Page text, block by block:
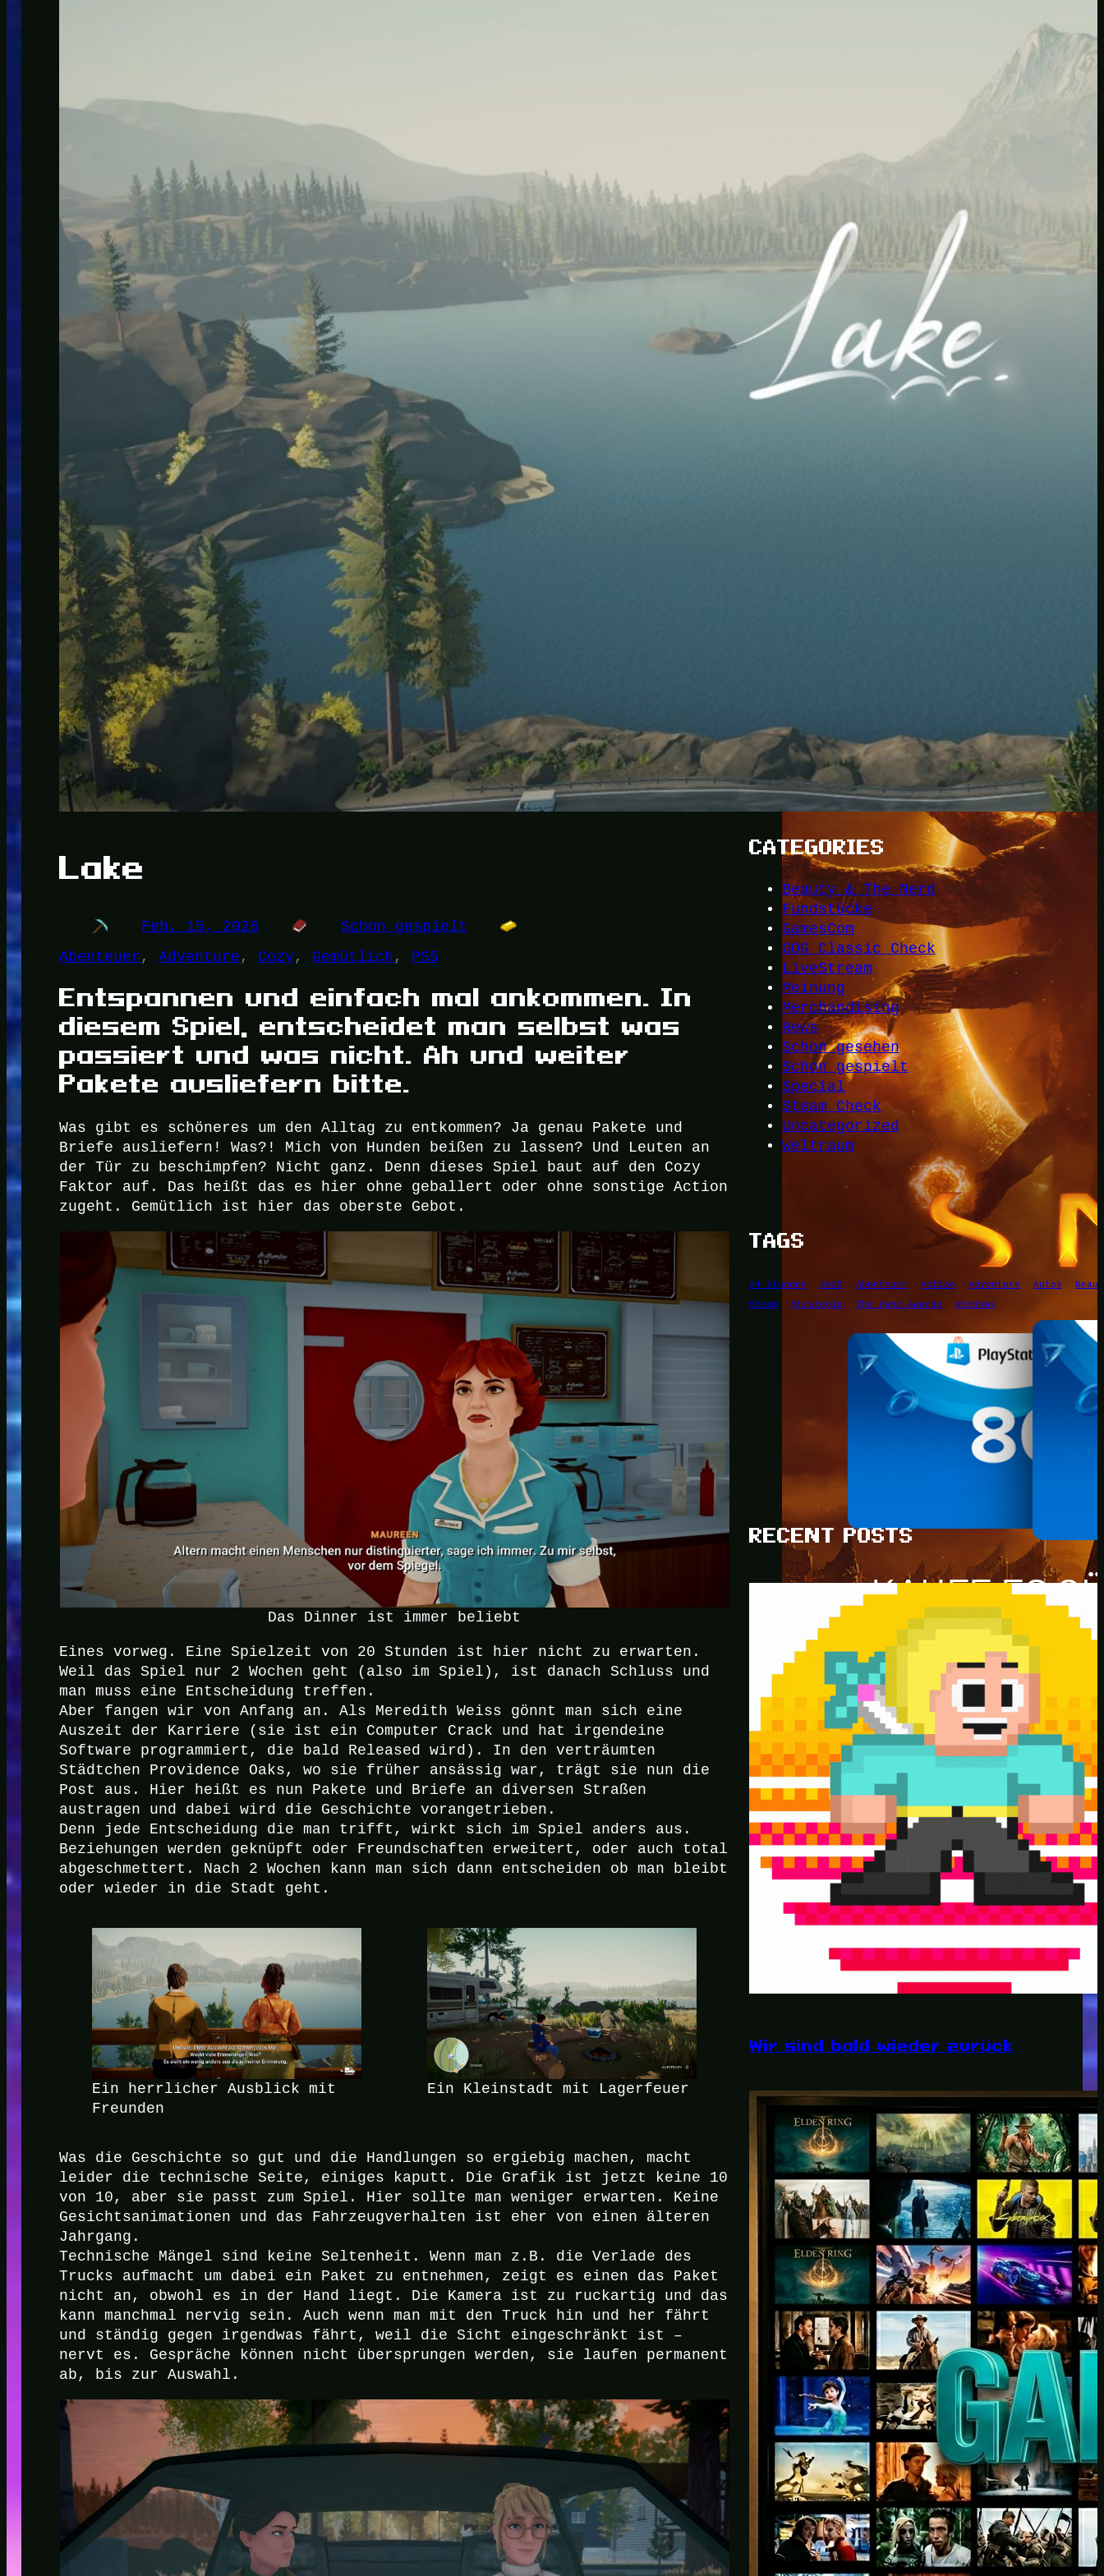
Lake
Feb. 15, 2026
Schon gespielt
Abenteuer , Adventure , Cozy , Gemütlich , PS5
Entspannen und einfach mal ankommen. In
diesem Spiel, entscheidet man selbst was
passiert und was nicht. Ah und weiter
Pakete ausliefern bitte.
Was gibt es schöneres um den Alltag zu entkommen? Ja genau Pakete und
Briefe ausliefern! Was?! Mich von Hunden beißen zu lassen? Und Leuten an
der Tür zu beschimpfen? Nicht ganz. Denn dieses Spiel baut auf den Cozy
Faktor auf. Das heißt das es hier ohne geballert oder ohne sonstige Action
zugeht. Gemütlich ist hier das oberste Gebot.
Das Dinner ist immer beliebt
Eines vorweg. Eine Spielzeit von 20 Stunden ist hier nicht zu erwarten.
Weil das Spiel nur 2 Wochen geht (also im Spiel), ist danach Schluss und
man muss eine Entscheidung treffen.
Aber fangen wir von Anfang an. Als Meredith Weiss gönnt man sich eine
Auszeit der Karriere (sie ist ein Computer Crack und hat irgendeine
Software programmiert, die bald Released wird). In den verträumten
Städtchen Providence Oaks, wo sie früher ansässig war, trägt sie nun die
Post aus. Hier heißt es nun Pakete und Briefe an diversen Straßen
austragen und dabei wird die Geschichte vorangetrieben.
Denn jede Entscheidung die man trifft, wirkt sich im Spiel anders aus.
Beziehungen werden geknüpft oder Freundschaften erweitert, oder auch total
abgeschmettert. Nach 2 Wochen kann man sich dann entscheiden ob man bleibt
oder wieder in die Stadt geht.
Ein herrlicher Ausblick mit
Freunden
Ein Kleinstadt mit Lagerfeuer
Was die Geschichte so gut und die Handlungen so ergiebig machen, macht
leider die technische Seite, einiges kaputt. Die Grafik ist jetzt keine 10
von 10, aber sie passt zum Spiel. Hier sollte man weniger erwarten. Keine
Gesichtsanimationen und das Fahrzeugverhalten ist eher von einen älteren
Jahrgang.
Technische Mängel sind keine Seltenheit. Wenn man z.B. die Verlade des
Trucks aufmacht um dabei ein Paket zu entnehmen, zeigt es einen das Paket
nicht an, obwohl es in der Hand liegt. Die Kamera ist zu ruckartig und das
kann manchmal nervig sein. Auch wenn man mit den Truck hin und her fährt
und ständig gegen irgendwas fährt, weil die Sicht eingeschränkt ist –
nervt es. Gespräche können nicht übersprungen werden, sie laufen permanent
ab, bis zur Auswahl.
Strauss Zelnick, CEO von Take-Two,
Take-Two hat schon 29 Spiele entwickelt
SHOPPEN
CATEGORIES
Beauty & The Nerd
Fundstücke
GamesCom
GOG Classic Check
LiveStream
Meinung
Merchandising
News
Schon gesehen
Schon gespielt
Special
Steam Check
Uncategorized
Weltraum
TAGS
24 Stunden 2025 Abenteuer Action Adventure Autos
Steam
Strategie The Game Awards Windows
RECENT POSTS
Wir sind bald wieder zurück